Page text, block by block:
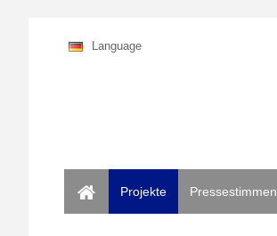
Language
Projekte
Pressestimmen